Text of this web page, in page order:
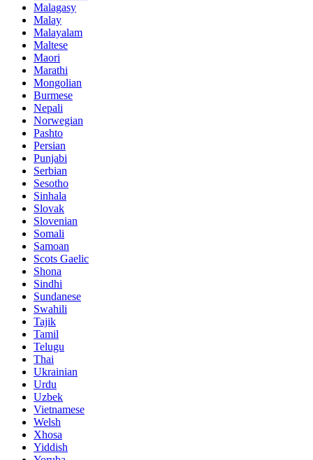
Malagasy
Malay
Malayalam
Maltese
Maori
Marathi
Mongolian
Burmese
Nepali
Norwegian
Pashto
Persian
Punjabi
Serbian
Sesotho
Sinhala
Slovak
Slovenian
Somali
Samoan
Scots Gaelic
Shona
Sindhi
Sundanese
Swahili
Tajik
Tamil
Telugu
Thai
Ukrainian
Urdu
Uzbek
Vietnamese
Welsh
Xhosa
Yiddish